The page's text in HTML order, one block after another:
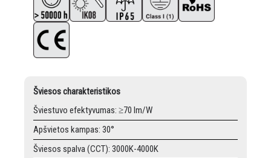
Šviesos charakteristikos
Šviestuvo efektyvumas: ≥70 lm/W
Apšvietos kampas: 30°
Šviesos spalva (CCT): 3000K-4000K